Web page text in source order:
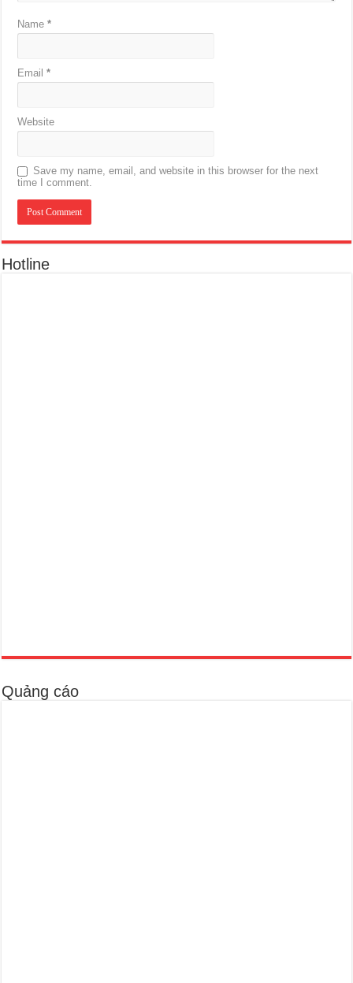
Name*
Email*
Website
Save my name, email, and website in this browser for the next
time I comment.
Hotline
Quảng cáo